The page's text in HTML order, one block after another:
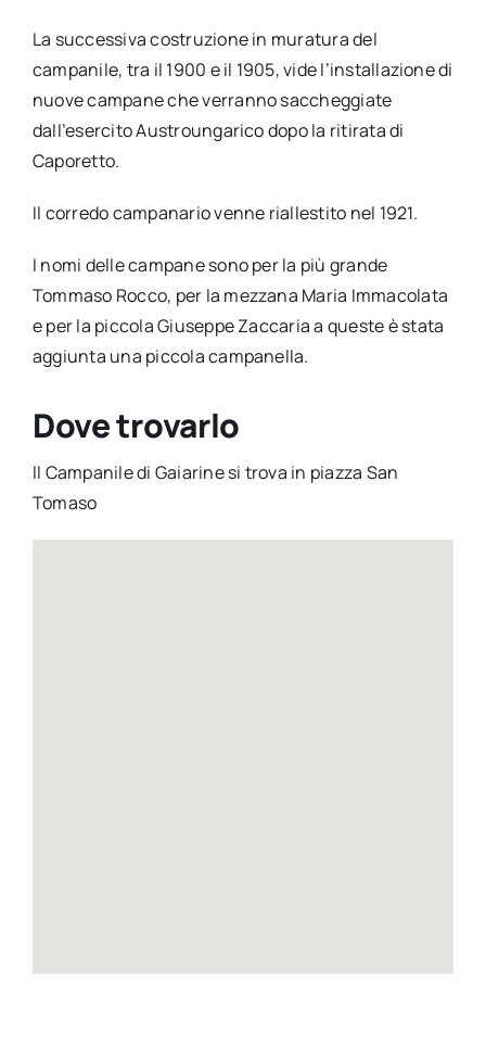
La successiva costruzione in muratura del
campanile, tra il 1900 e il 1905, vide l’installazione di
nuove campane che verranno saccheggiate
dall’esercito Austroungarico dopo la ritirata di
Caporetto.
Il corredo campanario venne riallestito nel 1921.
I nomi delle campane sono per la più grande
Tommaso Rocco, per la mezzana Maria Immacolata
e per la piccola Giuseppe Zaccaria a queste è stata
aggiunta una piccola campanella.
Dove trovarlo
Il Campanile di Gaiarine si trova in piazza San
Tomaso